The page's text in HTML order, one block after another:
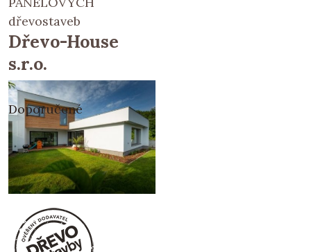
dřevostaveb
Dřevo-House
s.r.o.
Doporučené